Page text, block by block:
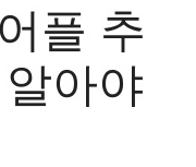
플 추
아야